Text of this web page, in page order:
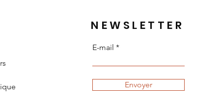
NEWSLETTER
E-mail
Envoyer